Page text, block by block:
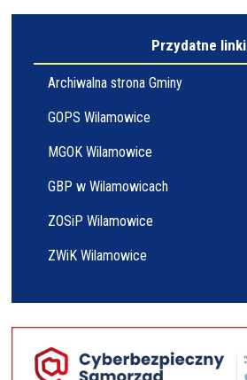
Przydatne linki
Archiwalna strona Gminy
GOPS Wilamowice
MGOK Wilamowice
GBP w Wilamowicach
ZOSiP Wilamowice
ZWiK Wilamowice